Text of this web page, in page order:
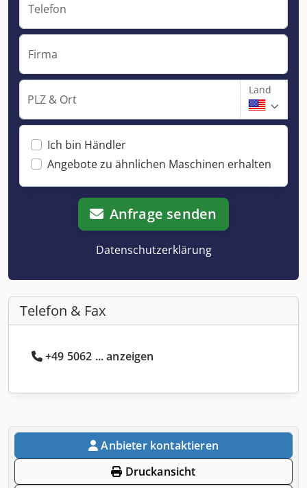
Telefon
Firma
PLZ & Ort
Land
Ich bin Händler
Angebote zu ähnlichen Maschinen erhalten
Anfrage senden
Datenschutzerklärung
Telefon & Fax
+49 5062 ... anzeigen
Anbieter kontaktieren
Druckansicht